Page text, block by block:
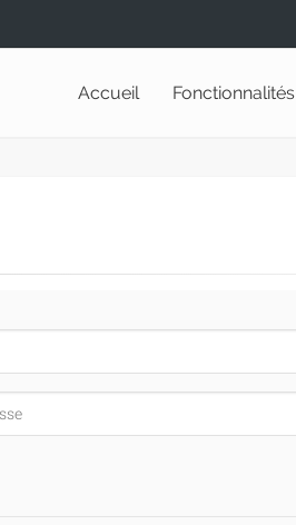
Accueil Fonctionnalités